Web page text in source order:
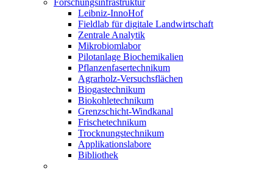
Forschungsinfrastruktur
Leibniz-InnoHof
Fieldlab für digitale Landwirtschaft
Zentrale Analytik
Mikrobiomlabor
Pilotanlage Biochemikalien
Pflanzenfasertechnikum
Agrarholz-Versuchsflächen
Biogastechnikum
Biokohletechnikum
Grenzschicht-Windkanal
Frischetechnikum
Trocknungstechnikum
Applikationslabore
Bibliothek